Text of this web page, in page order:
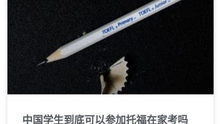
中国学生到底可以参加托福在家考吗